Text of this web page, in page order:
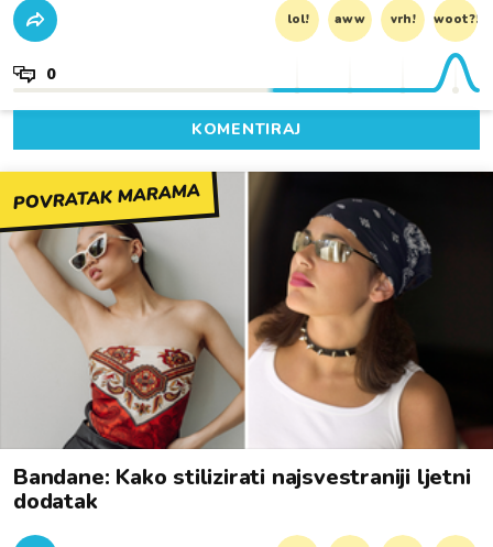
lol! aww vrh! woot?!
0
KOMENTIRAJ
POVRATAK MARAMA
Bandane: Kako stilizirati najsvestraniji ljetni
dodatak